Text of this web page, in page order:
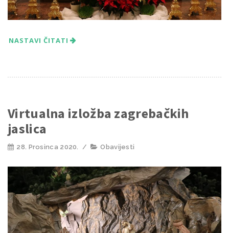
NASTAVI ČITATI
Virtualna izložba zagrebačkih
jaslica
28. Prosinca 2020. / Obavijesti